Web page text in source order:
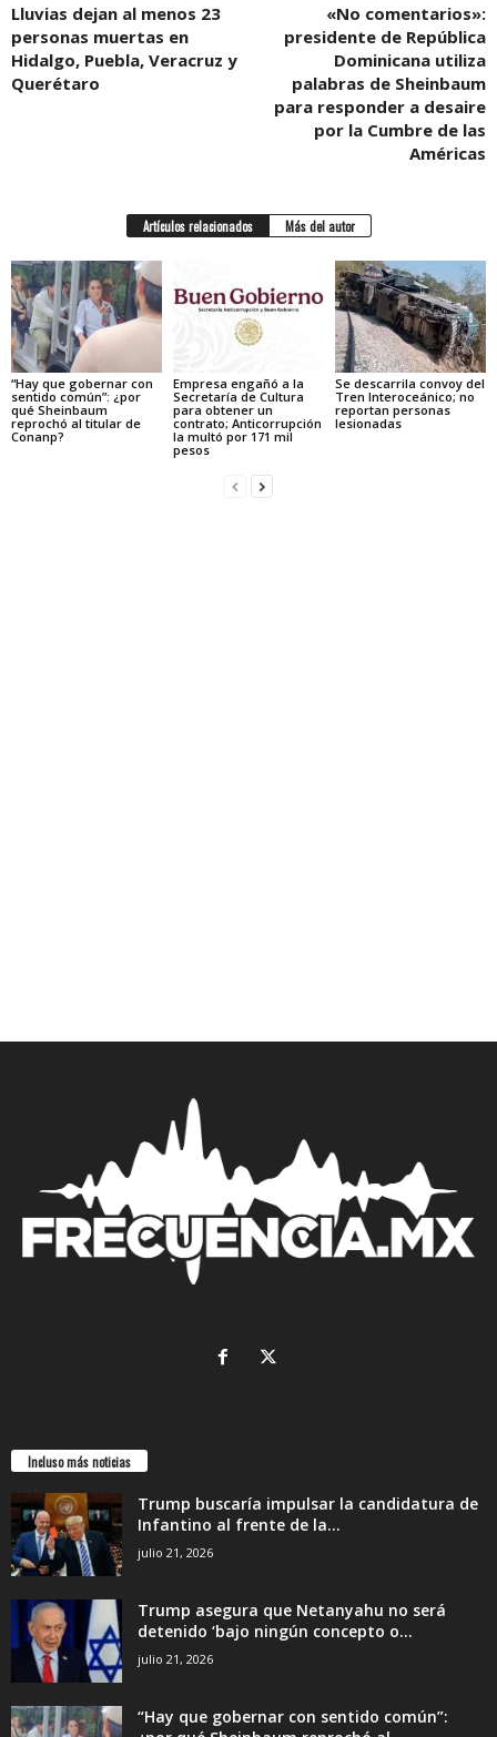
Lluvias dejan al menos 23
personas muertas en
Hidalgo, Puebla, Veracruz y
Querétaro
«No comentarios»:
presidente de República
Dominicana utiliza
palabras de Sheinbaum
para responder a desaire
por la Cumbre de las
Américas
Artículos relacionados Más del autor
“Hay que gobernar con
sentido común”: ¿por
qué Sheinbaum
reprochó al titular de
Conanp?
Empresa engañó a la
Secretaría de Cultura
para obtener un
contrato; Anticorrupción
la multó por 171 mil
pesos
Se descarrila convoy del
Tren Interoceánico; no
reportan personas
lesionadas
Incluso más noticias
Trump buscaría impulsar la candidatura de
Infantino al frente de la...
julio 21, 2026
Trump asegura que Netanyahu no será
detenido ‘bajo ningún concepto o...
julio 21, 2026
“Hay que gobernar con sentido común”: